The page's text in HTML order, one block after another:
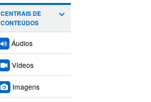
CENTRAIS DE
CONTEÚDOS
Áudios
Vídeos
Imagens